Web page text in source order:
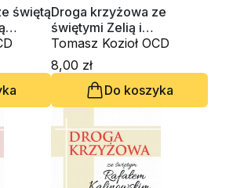
świętąDroga krzyżowa ze
świętymi Zelią i
Ludwikiem Martin
Tomasz Kozioł OCD
8,00 zł
Do koszyka